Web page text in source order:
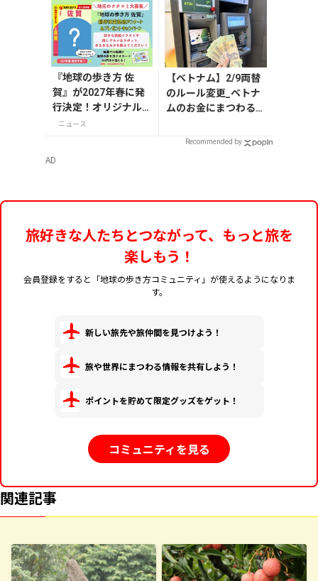
『地球の歩き方 佐
賀』が2027年春に発
行決定！オリジナル
グッズが当たる発行
ニュース
【ベトナム】2/9両替
のルール変更_ベトナ
ムのお金にまつわるエ
Recommended by
AD
旅好きな人たちとつながって、もっと旅を
楽しもう！
会員登録をすると「地球の歩き方コミュニティ」が使えるようになりま
す。
新しい旅先や旅仲間を見つけよう！
旅や世界にまつわる情報を共有しよう！
ポイントを貯めて限定グッズをゲット！
コミュニティを見る
関連記事